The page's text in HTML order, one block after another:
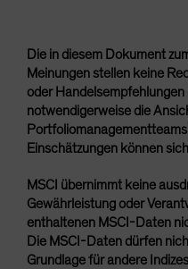
Die in diesem Dokument
Meinungen stellen keine
oder
notwendigerweise die
Einschätzungen können
MSCI übernimmt keine
Gewährleistung oder
enthaltenen MSCI-Daten
Die MSCI-Daten dürfen
Grundlage für andere